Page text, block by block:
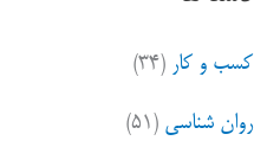
کسب و کار (۳۴)
روان شناسی (۵۱)